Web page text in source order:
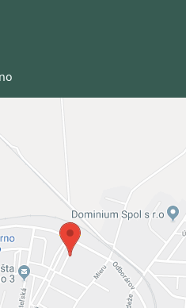
obsah je blokovaný Voľbami
súkromia
si načítať externý obsah?
Povoliť tentokrát